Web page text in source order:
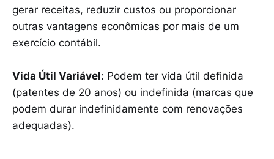
gerar receitas, reduzir custos ou proporcionar
outras vantagens econômicas por mais de um
exercício contábil.
Vida Útil Variável: Podem ter vida útil definida
(patentes de 20 anos) ou indefinida (marcas que
podem durar indefinidamente com renovações
adequadas).